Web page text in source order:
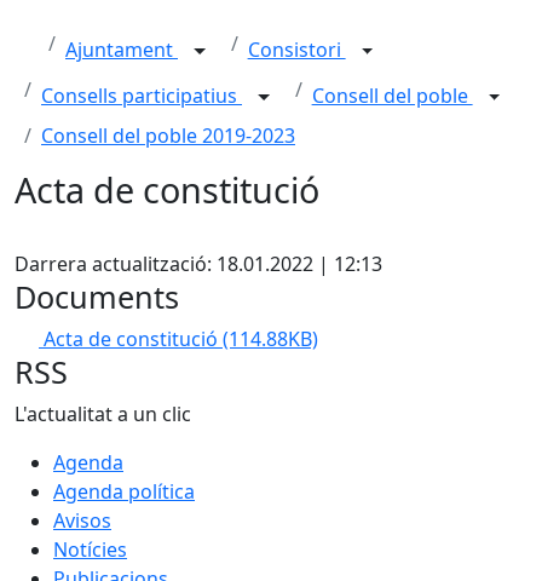
Ajuntament
Consistori
Consells participatius
Consell del poble
Consell del poble 2019-2023
Acta de constitució
Darrera actualització: 18.01.2022 | 12:13
Documents
Acta de constitució (114.88KB)
RSS
L'actualitat a un clic
Agenda
Agenda política
Avisos
Notícies